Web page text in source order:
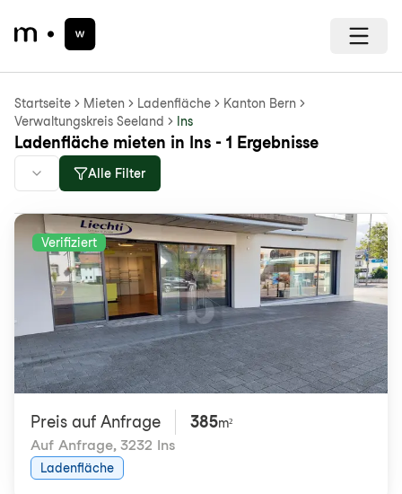
Startseite Mieten Ladenfläche
Kanton Bern
Verwaltungskreis Seeland
Ins
Ladenfläche mieten in Ins - 1 Ergebnisse
Alle Filter
Verifiziert
Preis auf Anfrage 385m²
Auf Anfrage, 3232 Ins
Ladenfläche